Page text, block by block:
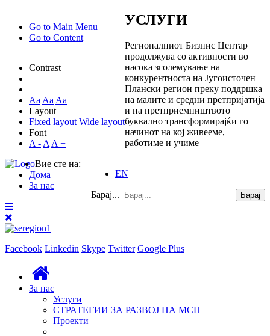
Go to Main Menu
Go to Content
Contrast
Aa Aa Aa
Layout
Fixed layout Wide layout
Font
A - A A +
EN
Барај... Барај
Facebook Linkedin Skype Twitter Google Plus
За нас
Услуги
СТРАТЕГИИ ЗА РАЗВОЈ НА МСП
Проекти
УСЛУГИ
Регионалниот Бизнис Центар
продолжува со активности во
насока зголемување на
конкурентноста на Југоисточен
Плански регион преку поддршка
на малите и средни претпријатија
и на претприемништвото
буквално трансформирајќи го
начинот на кој живееме,
работиме и учиме
Вие сте на:
Дома
За нас